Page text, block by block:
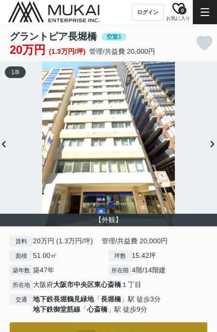
ログイン
お気に入り
0
グラントピア長堀橋 空室1
20万円 (1.3万円/坪) 管理/共益費 20,000円
【外観】
1/8
賃料 20万円 (1.3万円/坪) 管理/共益費 20,000円
面積 51.00㎡ 坪数 15.42坪
築年数 築47年 所在階 4階/14階建
所在地 大阪府大阪市中央区東心斎橋１丁目
交通 地下鉄長堀鶴見緑地「長堀橋 」駅 徒歩3分
地下鉄御堂筋線 「心斎橋 」駅 徒歩9分